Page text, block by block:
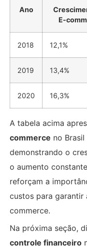
Ano
E-
2018 12,1%
2019 13,4%
2020 16,3%
A tabela acima
commerce no
demonstrando o
o aumento
reforçam a
custos para
commerce.
Na próxima seção,
controle financeiro